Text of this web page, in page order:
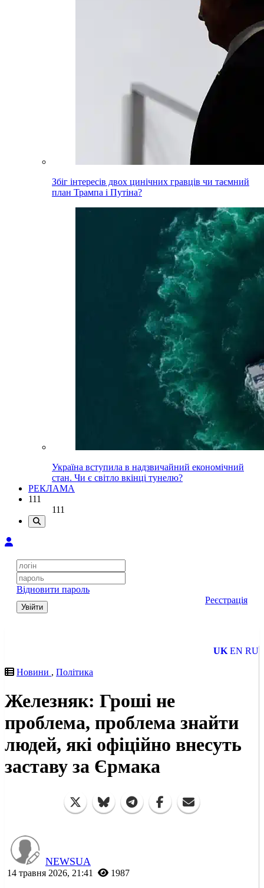
Збіг інтересів двох цинічних гравців чи таємний
план Трампа і Путіна?
Україна вступила в надзвичайний економічний
стан. Чи є світло вкінці тунелю?
РЕКЛАМА
111
111
Відновити пароль
Увійти
Реєстрація
UK EN RU
Новини , Політика
Железняк: Гроші не
проблема, проблема знайти
людей, які офіційно внесуть
заставу за Єрмака
NEWSUA
14 травня 2026, 21:41 1987